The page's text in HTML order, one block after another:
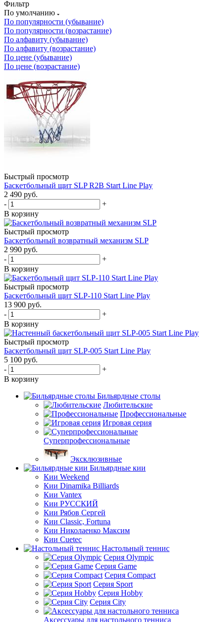
Фильтр
По умолчанию
По популярности (убывание)
По популярности (возрастание)
По алфавиту (убывание)
По алфавиту (возрастание)
По цене (убывание)
По цене (возрастание)
Быстрый просмотр
Баскетбольный щит SLP R2B Start Line Play
2 490 руб.
-
+
В корзину
Быстрый просмотр
Баскетбольный возвратный механизм SLP
2 990 руб.
-
+
В корзину
Быстрый просмотр
Баскетбольный щит SLP-110 Start Line Play
13 900 руб.
-
+
В корзину
Быстрый просмотр
Баскетбольный щит SLP-005 Start Line Play
5 100 руб.
-
+
В корзину
Бильярдные столы
Любительские
Профессиональные
Игровая серия
Суперпрофессиональные
Эксклюзивные
Бильярдные кии
Кии Weekend
Кии Dinamika Billiards
Кии Vantex
Кии РУССКИЙ
Кии Рябов Сергей
Кии Classic, Fortuna
Кии Николаенко Максим
Кии Cuetec
Настольный теннис
Серия Olympic
Серия Game
Серия Compact
Серия Sport
Серия Hobby
Серия City
Аксессуары для настольного тенниса